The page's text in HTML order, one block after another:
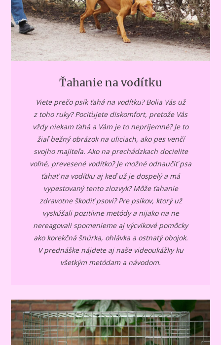
Ťahanie na vodítku
Viete prečo psík ťahá na vodítku? Bolia Vás už
z toho ruky? Pociťujete diskomfort, pretože Vás
vždy niekam ťahá a Vám je to nepríjemné? Je to
žiaľ bežný obrázok na uliciach, ako pes venčí
svojho majiteľa. Ako na prechádzkach docielite
voľné, prevesené vodítko? Je možné odnaučiť psa
ťahať na vodítku aj keď už je dospelý a má
vypestovaný tento zlozvyk? Môže ťahanie
zdravotne škodiť psovi? Pre psíkov, ktorý už
vyskúšali pozitívne metódy a nijako na ne
nereagovali spomenieme aj výcvikové pomôcky
ako korekčná šnúrka, ohlávka a ostnatý obojok.
V prednáške nájdete aj naše videoukážky ku
všetkým metódam a návodom.